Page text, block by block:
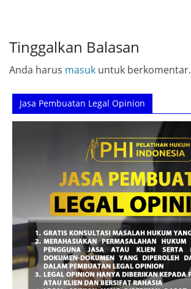
Tinggalkan Balasan
Anda harus masuk untuk berkomentar.
Jasa Pembuatan Legal Opinion